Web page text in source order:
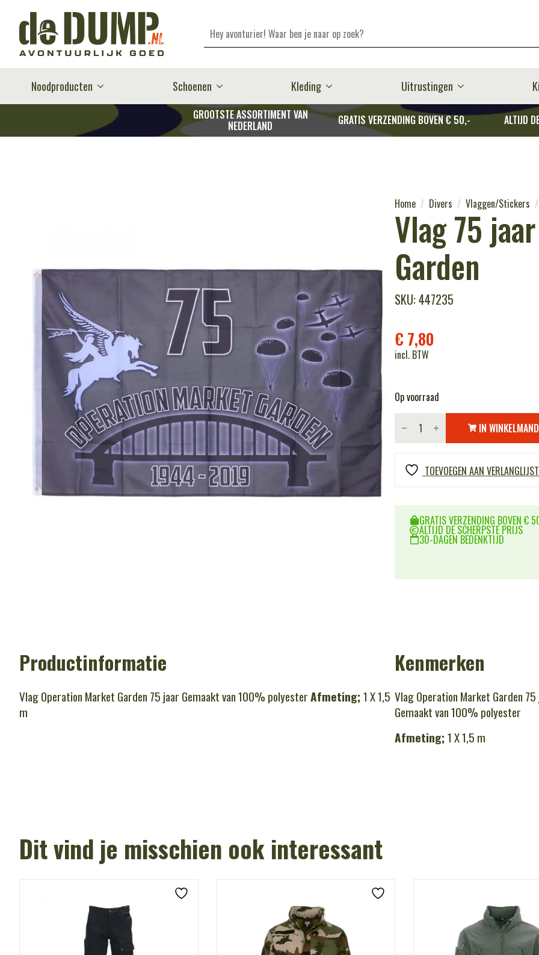
Zoeken
Noodproducten Schoenen Kleding Uitrustingen
GROOTSTE ASSORTIMENT VAN
NEDERLAND GRATIS VERZENDING BOVEN € 50,- ALTIJD
Home Divers Vlaggen/Stickers
Vlag 75
Garden
SKU: 447235
€ 7,80
incl. BTW
Op voorraad
Vlag
75
Operation
Market
Garden
aantal
IN WINKELMAND
TOEVOEGEN AAN VERLANGLIJST
GRATIS VERZENDING BOVEN €
ALTIJD DE SCHERPSTE PRIJS
30-DAGEN BEDENKTIJD
Productinformatie
Vlag Operation Market Garden 75 jaar Gemaakt van 100% polyesterAfmeting; 1 X 1,5
m
Kenmerken
Vlag Operation Market Garden
Gemaakt van 100% polyester
Afmeting; 1 X 1,5 m
Dit vind je misschien ook interessant